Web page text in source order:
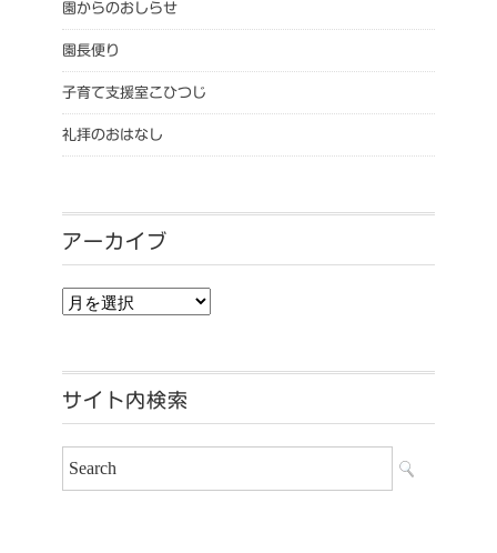
園からのおしらせ
園長便り
子育て支援室こひつじ
礼拝のおはなし
アーカイブ
アーカイブ
サイト内検索